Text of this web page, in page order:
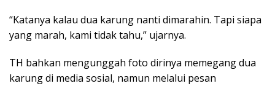
“Katanya kalau dua karung nanti dimarahin. Tapi siapa
yang marah, kami tidak tahu,” ujarnya.
TH bahkan mengunggah foto dirinya memegang dua
karung di media sosial, namun melalui pesan